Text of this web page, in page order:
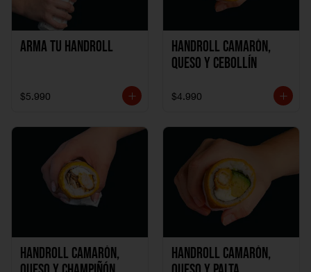
Arma tu handroll
$5.990
Handroll Camarón,
Queso y Cebollín
$4.990
Handroll Camarón,
Handroll Camarón,